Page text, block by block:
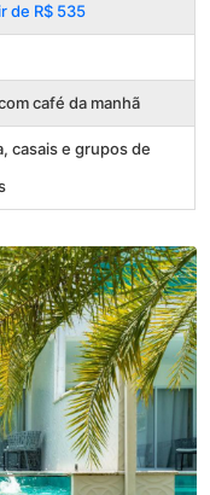
de R$ 535
café da manhã
casais e grupos de